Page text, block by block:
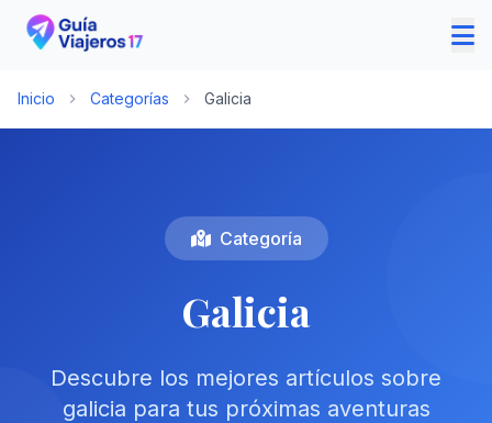
Inicio Categorías Galicia
Categoría
Galicia
Descubre los mejores artículos sobre
galicia para tus próximas aventuras